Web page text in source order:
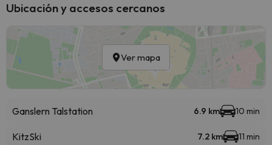
Ubicación y accesos cercanos
Ver mapa
Ganslern Talstation 6.9 km 10 min
KitzSki 7.2 km 11 min